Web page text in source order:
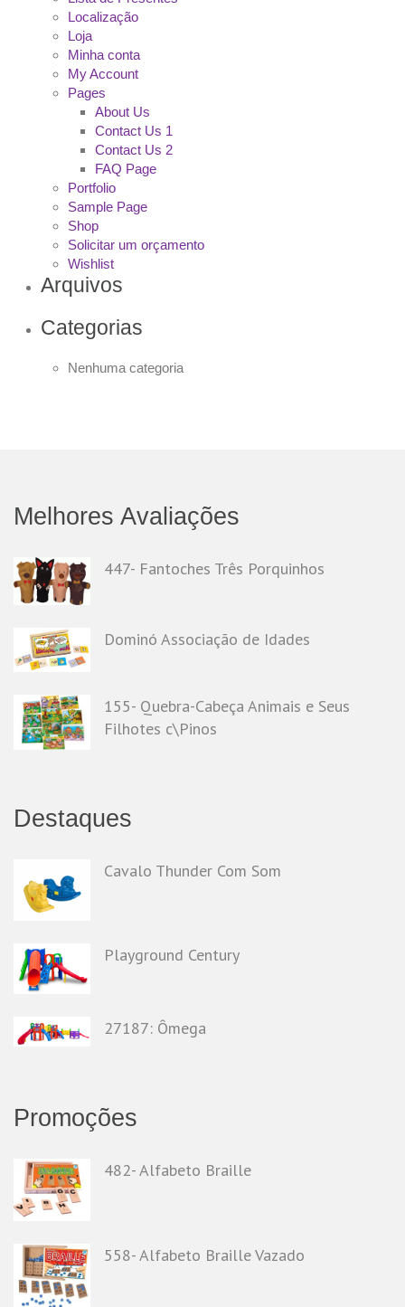
Localização
Loja
Minha conta
My Account
Pages
About Us
Contact Us 1
Contact Us 2
FAQ Page
Portfolio
Sample Page
Shop
Solicitar um orçamento
Wishlist
Arquivos
Categorias
Nenhuma categoria
Melhores Avaliações
447- Fantoches Três Porquinhos
Dominó Associação de Idades
155- Quebra-Cabeça Animais e Seus
Filhotes c\Pinos
Destaques
Cavalo Thunder Com Som
Playground Century
27187: Ômega
Promoções
482- Alfabeto Braille
558- Alfabeto Braille Vazado